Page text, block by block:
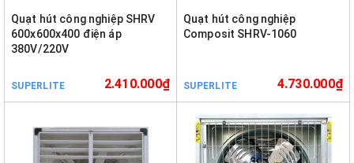
Quạt hút công nghiệp SHRV
600x600x400 điện áp
380V/220V
SUPERLITE 2.410.000₫
Quạt hút công nghiệp
Composit SHRV-1060
SUPERLITE 4.730.000₫